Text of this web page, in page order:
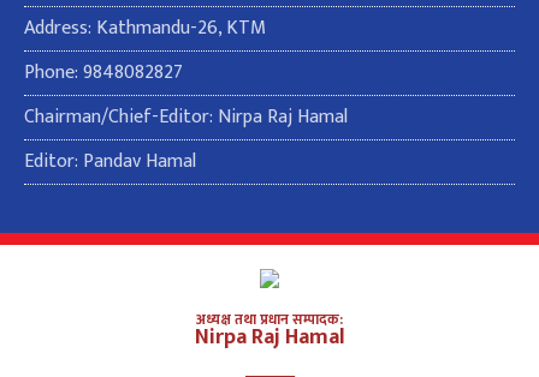
Address: Kathmandu-26, KTM
Phone: 9848082827
Chairman/Chief-Editor: Nirpa Raj Hamal
Editor: Pandav Hamal
अध्यक्ष तथा प्रधान सम्पादक:
Nirpa Raj Hamal